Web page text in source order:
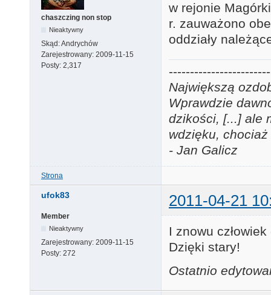
chaszczing non stop
Nieaktywny
Skąd:Andrychów
Zarejestrowany: 2009-11-15
Posty: 2,317
w rejonie
r. zauważono
oddziały
Największą
Wprawdzie
dzikości, [...] ale
wdzięku,
- Jan Galicz
Strona
ufok83 2011-04-21
Member
Nieaktywny
Zarejestrowany: 2009-11-15
Posty: 272
I znowu
Dzięki stary!
Ostatnio